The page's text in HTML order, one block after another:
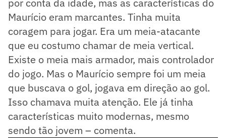
por conta da idade, mas as características do
Maurício eram marcantes. Tinha muita
coragem para jogar. Era um meia-atacante
que eu costumo chamar de meia vertical.
Existe o meia mais armador, mais controlador
do jogo. Mas o Maurício sempre foi um meia
que buscava o gol, jogava em direção ao gol.
Isso chamava muita atenção. Ele já tinha
características muito modernas, mesmo
sendo tão jovem – comenta.